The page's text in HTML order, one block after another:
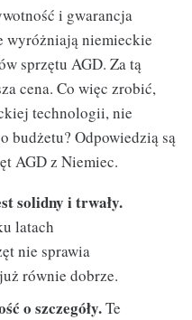
i gwarancja
wyróżniają niemieckie
sprzętu AGD. Za tą
cena. Co więc zrobić,
technologii, nie
budżetu? Odpowiedzią są
AGD z Niemiec.
solidny i trwały.
latach
nie sprawia
równie dobrze.
o szczegóły.Te